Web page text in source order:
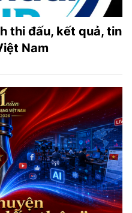
thi đấu, kết quả, tin
Nam